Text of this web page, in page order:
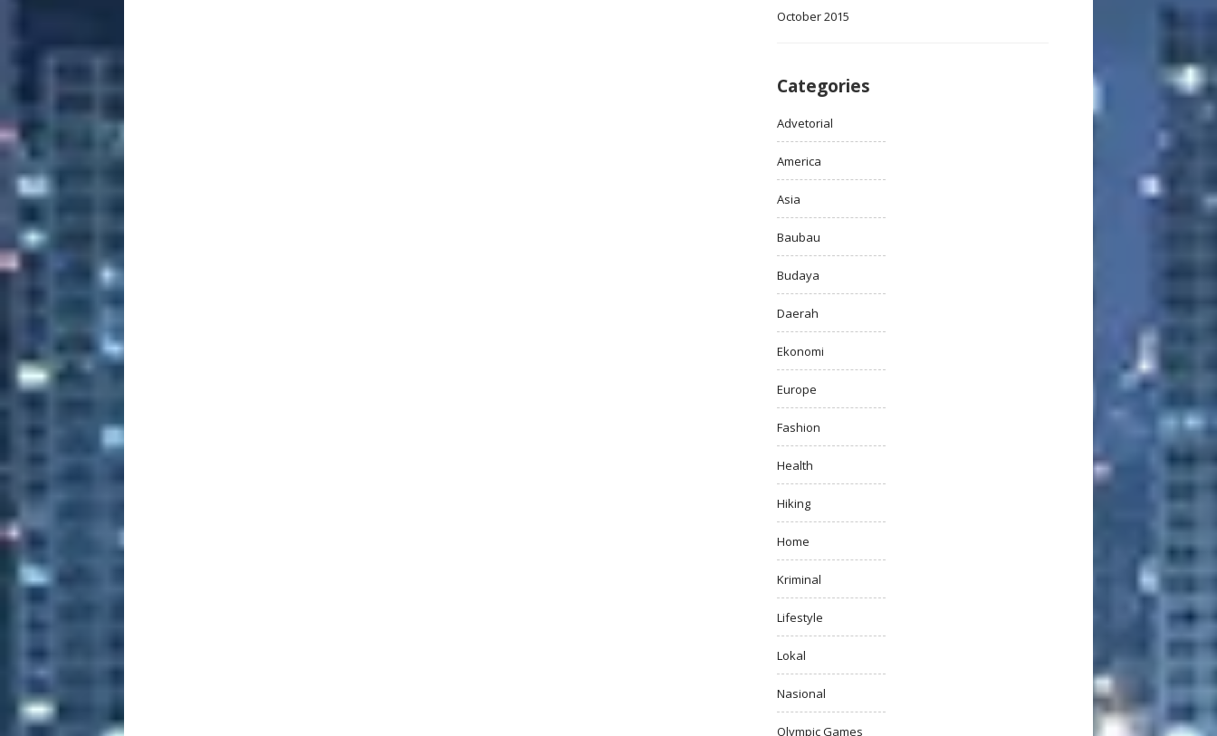
October 2015
Categories
Advetorial
America
Asia
Baubau
Budaya
Daerah
Ekonomi
Europe
Fashion
Health
Hiking
Home
Kriminal
Lifestyle
Lokal
Nasional
Olympic Games